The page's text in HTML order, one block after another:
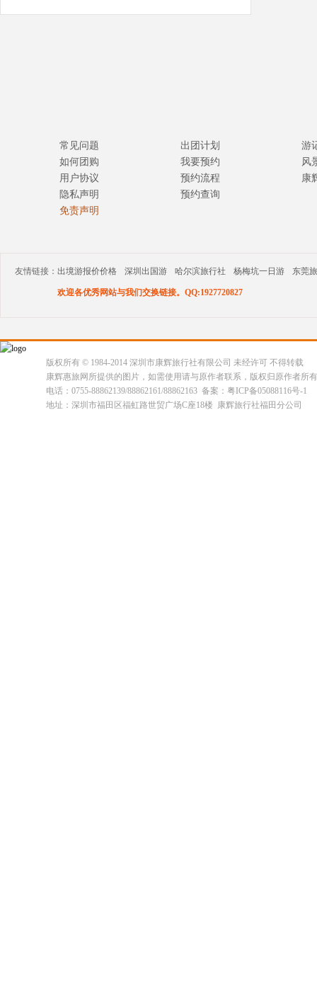
常见问题
如何团购
用户协议
隐私声明
免责声明
出团计划
我要预约
预约流程
预约查询
游
风
康
友情链接： 出境游报价价格 深圳出国游 哈尔滨旅行社 杨梅坑一日游 东莞
欢迎各优秀网站与我们交换链接。QQ:1927720827
版权所有 © 1984-2014 深圳市康辉旅行社有限公司 未经许可 不得转载
康辉惠旅网所提供的图片，如需使用请与原作者联系，版权归原作者所
电话：0755-88862139/88862161/88862163 备案：粤ICP备05088116号-1
地址：深圳市福田区福虹路世贸广场C座18楼 康辉旅行社福田分公司